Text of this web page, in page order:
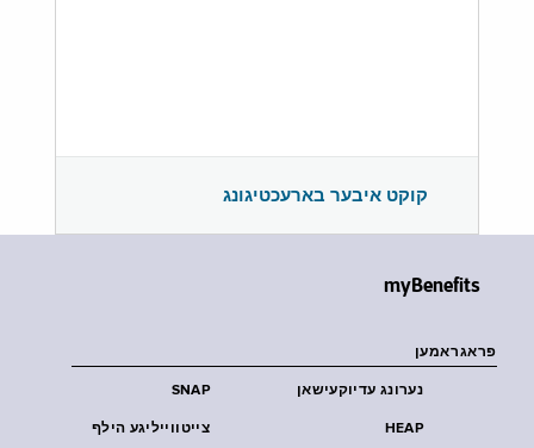
קוקט איבער בארעכטיגונג
myBenefits
פראגראמען
SNAP נערונג עדיוקעישאן
צייטווייליגע הילף HEAP